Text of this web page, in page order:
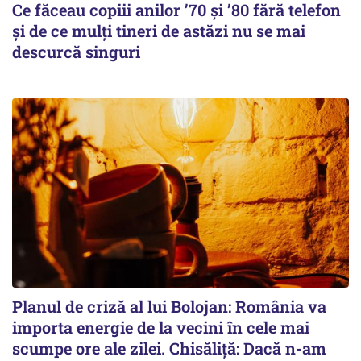
Ce făceau copiii anilor ’70 și ’80 fără telefon
și de ce mulți tineri de astăzi nu se mai
descurcă singuri
Planul de criză al lui Bolojan: România va
importa energie de la vecini în cele mai
scumpe ore ale zilei. Chisăliță: Dacă n-am